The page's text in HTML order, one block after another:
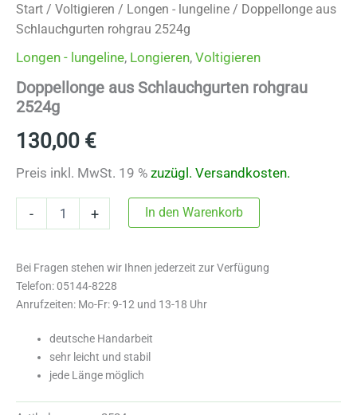
Start / Voltigieren / Longen - lungeline / Doppellonge aus
Schlauchgurten rohgrau 2524g
Longen - lungeline, Longieren, Voltigieren
Doppellonge aus Schlauchgurten rohgrau
2524g
130,00 €
Preis inkl. MwSt. 19 % zuzügl. Versandkosten.
-
2524g
Menge
+ In den Warenkorb
Bei Fragen stehen wir Ihnen jederzeit zur Verfügung
Telefon: 05144-8228
Anrufzeiten: Mo-Fr: 9-12 und 13-18 Uhr
deutsche Handarbeit
sehr leicht und stabil
jede Länge möglich